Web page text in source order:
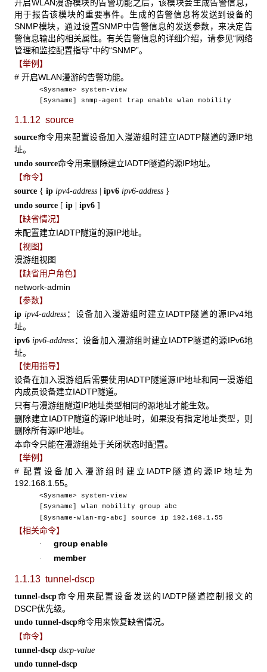
开启WLAN漫游模块的告警功能之后，该模块会生成告警信息，
用于报告该模块的重要事件。生成的告警信息将发送到设备的
SNMP模块，通过设置SNMP中告警信息的发送参数，来决定告
警信息输出的相关属性。有关告警信息的详细介绍，请参见“网络
管理和监控配置指导”中的“SNMP”。
【举例】
# 开启WLAN漫游的告警功能。
<Sysname> system-view
[Sysname] snmp-agent trap enable wlan mobility
1.1.12 source
source命令用来配置设备加入漫游组时建立IADTP隧道的源IP地
址。
undo source命令用来删除建立IADTP隧道的源IP地址。
【命令】
source { ip ipv4-address ipv6 ipv6-address }
undo source [ ip | ipv6 ]
【缺省情况】
未配置建立IADTP隧道的源IP地址。
【视图】
漫游组视图
【缺省用户角色】
network-admin
【参数】
ip ipv4-address ：设备加入漫游组时建立IADTP隧道的源IPv4地
址。
ipv6 ipv6-address ：设备加入漫游组时建立IADTP隧道的源IPv6地
址。
【使用指导】
设备在加入漫游组后需要使用IADTP隧道源IP地址和同一漫游组
内成员设备建立IADTP隧道。
只有与漫游组隧道IP地址类型相同的源地址才能生效。
删除建立IADTP隧道的源IP地址时，如果没有指定地址类型，则
删除所有源IP地址。
本命令只能在漫游组处于关闭状态时配置。
【举例】
# 配置设备加入漫游组时建立IADTP隧道的源IP地址为
192.168.1.55。
<Sysname> system-view
[Sysname] wlan mobility group abc
[Sysname-wlan-mg-abc] source ip 192.168.1.55
【相关命令】
· group enable
· member
1.1.13 tunnel-dscp
tunnel-dscp命令用来配置设备发送的IADTP隧道控制报文的
DSCP优先级。
undo tunnel-dscp命令用来恢复缺省情况。
【命令】
tunnel-dscp dscp-value
undo tunnel-dscp